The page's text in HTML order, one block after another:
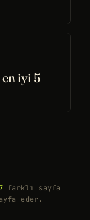
iyi 5
farklı sayfa
eder.